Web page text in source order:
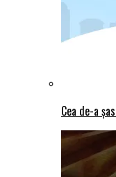
Cea de-a